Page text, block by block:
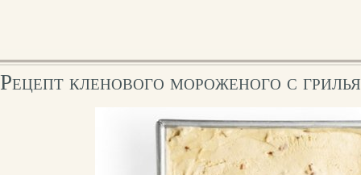
Рецепт кленового мороженого с